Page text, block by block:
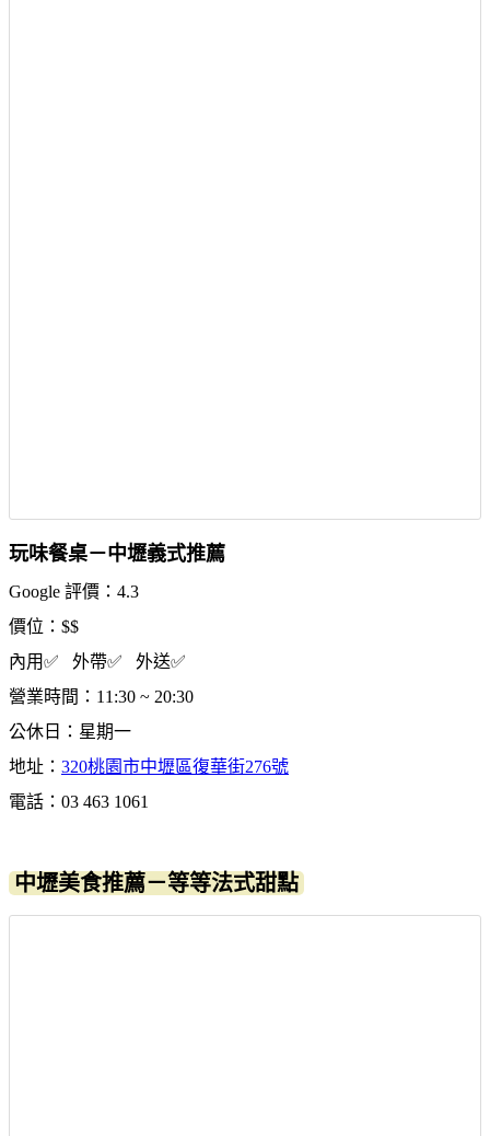
玩味餐桌－中壢義式推薦
Google 評價：4.3
價位：$$
內用✅ 外帶✅ 外送✅
營業時間：11:30 ~ 20:30
公休日：星期一
地址： 320桃園市中壢區復華街276號
電話：03 463 1061
中壢美食推薦－等等法式甜點